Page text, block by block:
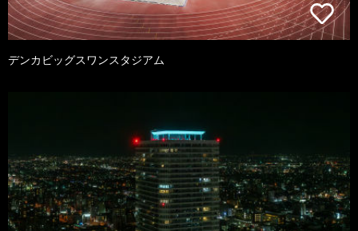
デンカビッグスワンスタジアム